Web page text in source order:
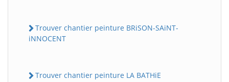
Trouver chantier peinture BRiSON-SAiNT-
iNNOCENT
Trouver chantier peinture LA BATHiE